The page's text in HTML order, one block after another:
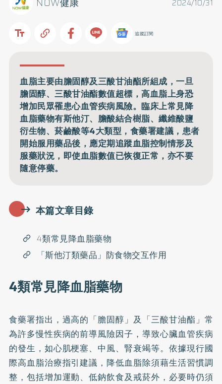
2024/10/31
追蹤訂閱
血脂主要由膽固醇及三酸甘油酯所組成，一旦
膽固醇、三酸甘油酯數值超標，高血脂上身恐
增加民眾罹患心血管疾病風險。臨床上常見降
血脂藥物有斯他汀、膽酸結合樹脂、纖維酸鹽
衍生物、菸鹼酸等4大類型，食藥署建議，患者
開始服用藥品後，應定期追蹤血脂控制情形及
服藥狀況，即使血脂數值已恢復正常，亦不要
隨意停藥。
本篇文章目錄
4類常見降血脂藥物
「斯他汀類藥品」防食物交互作用
4類常見降血脂藥物
食藥署指出，過高的「膽固醇」及「三酸甘油酯」常
為許多慢性疾病的前導風險因子，導致心臟血管疾病
的發生，如心肌梗塞、中風、腎衰竭等。依據現行國
際高血脂治療指引建議，降低血脂除須藉生活習慣調
整，包括增加運動、低鈉飲食及戒菸外，必要時仍須